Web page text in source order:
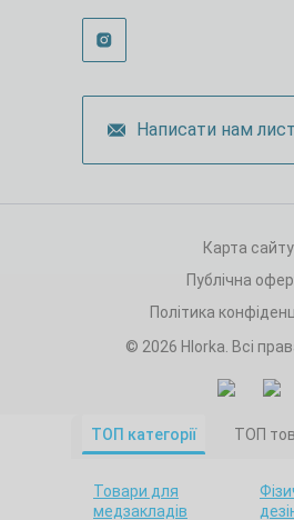
Написати нам лист
Карта сайту
Публічна
Політика
© 2026 Hlorka. Всі
ТОП категорії ТОП
Товари для
медзакладів